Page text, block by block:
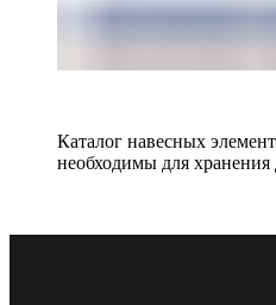
Каталог навесных
необходимы для хранения